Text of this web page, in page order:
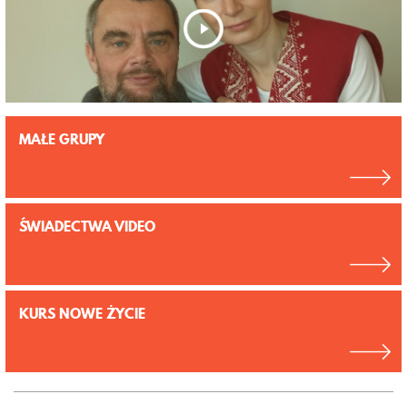
MAŁE GRUPY
ŚWIADECTWA VIDEO
KURS NOWE ŻYCIE